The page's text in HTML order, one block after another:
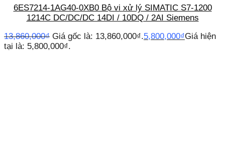
6ES7214-1AG40-0XB0 Bộ vi xử lý SIMATIC S7-1200
1214C DC/DC/DC 14DI / 10DQ / 2AI Siemens
13,860,000₫ Giá gốc là: 13,860,000₫.5,800,000₫Giá hiện
tại là: 5,800,000₫.